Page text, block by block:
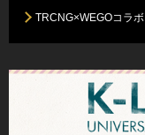
TRCNG×WEGOコラボ